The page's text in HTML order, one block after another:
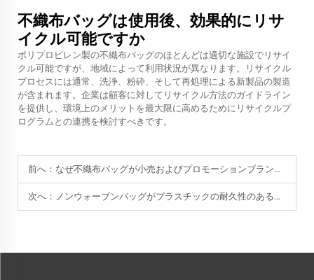
不織布バッグは使用後、効果的にリサ
イクル可能ですか
ポリプロピレン製の不織布バッグのほとんどは適切な施設でリサイ
クル可能ですが、地域によって利用状況が異なります。リサイクル
プロセスには通常、洗浄、粉砕、そして再処理による新製品の製造
が含まれます。企業は顧客に対してリサイクル方法のガイドライン
を提供し、環境上のメリットを最大限に高めるためにリサイクルプ
ログラムとの連携を検討すべきです。
前へ： なぜ不織布バッグが小売およびプロモーションブランドの間で人気なのか？
次へ： ノンウォーブンバッグがプラスチックの耐久性のある代替品である理由は何ですか？